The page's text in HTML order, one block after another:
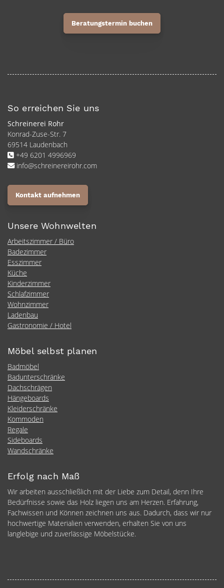
Beratungstermin buchen
So erreichen Sie uns
Schreinerei Rohr
Konrad-Zuse-Str. 7
69514 Laudenbach
+49 6201 4996969
info@schreinereirohr.com
Kontakt aufnehmen
Unsere Wohnwelten
Arbeitszimmer / Büro
Badezimmer
Esszimmer
Küche
Kinderzimmer
Schlafzimmer
Wohnzimmer
Ladenbau
Gastronomie / Hotel
Möbel selbst planen
Badmöbel
Badunterschränke
Dachschrägen
Hängeboards
Kleiderschränke
Kommoden
Regale
Sideboards
Wandschränke
Erfolg nach Maß
Wir arbeiten ausschließlich mit der Liebe zum Detail, denn Ihre
Bedürfnisse sowie das Holz liegen uns am Herzen. Erfahrung,
Fachwissen und Können zeichnen uns aus. Dadurch, dass wir nur
hochwertige Materialien verwenden, erhalten Sie von uns
langlebige und zuverlässige Möbelstücke.